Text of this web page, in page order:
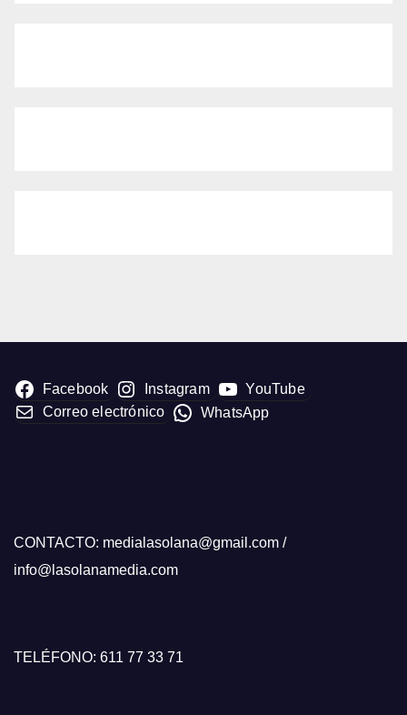
Facebook Instagram
YouTube
Correo electrónico
WhatsApp
CONTACTO: medialasolana@gmail.com /
info@lasolanamedia.com
TELÉFONO: 611 77 33 71